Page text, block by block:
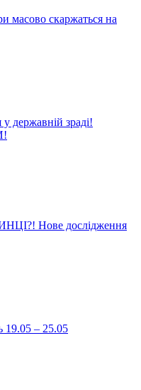
масово скаржаться на
державній зраді!
Нове дослідження
19.05 – 25.05